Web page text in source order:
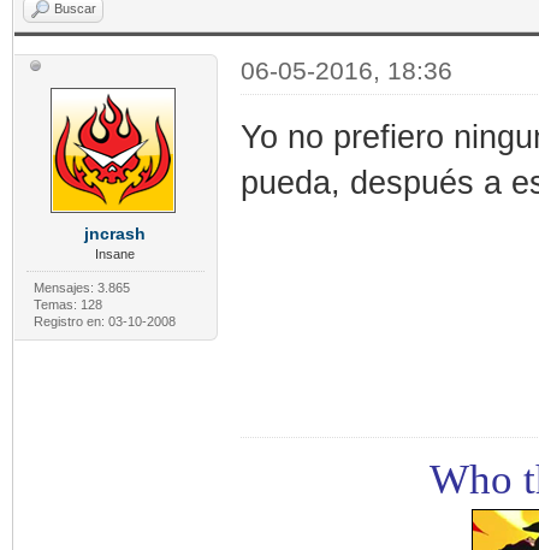
Buscar
jncrash
Insane
Mensajes: 3.865
Temas: 128
Registro en: 03-10-2008
06-05-2016, 18:36
Yo no prefiero
pueda, después a
Who